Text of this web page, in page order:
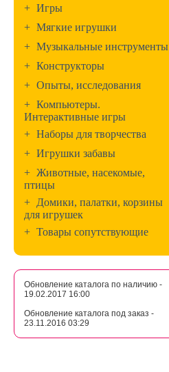
+ Игры
+ Мягкие игрушки
+ Музыкальные инструменты
+ Конструкторы
+ Опыты, исследования
+ Компьютеры.
Интерактивные игры
+ Наборы для творчества
+ Игрушки забавы
+ Животные, насекомые,
птицы
+ Домики, палатки, корзины
для игрушек
+ Товары сопутствующие
Обновление каталога по наличию -
19.02.2017 16:00
Обновление каталога под заказ -
23.11.2016 03:29